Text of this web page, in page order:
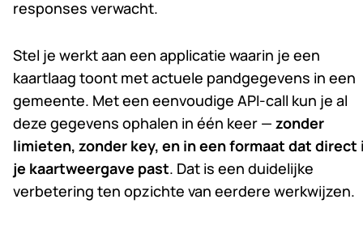
responses verwacht.
Stel je werkt aan een applicatie waarin je een
kaartlaag toont met actuele pandgegevens in een
gemeente. Met een eenvoudige API-call kun je al
deze gegevens ophalen in één keer — zonder
limieten, zonder key, en in een formaat dat direct
je kaartweergave past. Dat is een duidelijke
verbetering ten opzichte van eerdere werkwijzen.